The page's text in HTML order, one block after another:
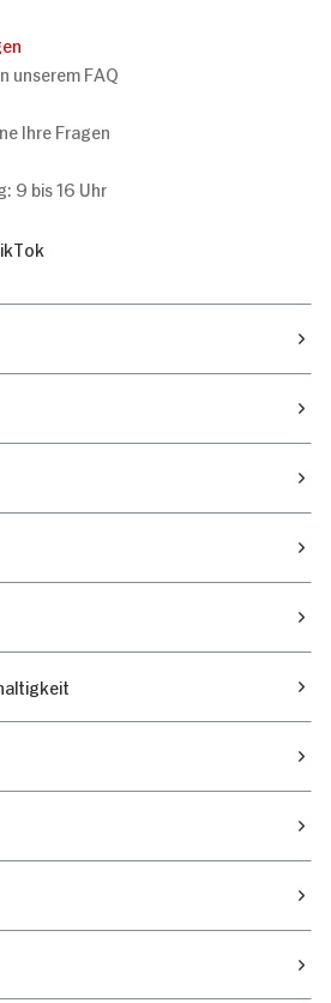
unserem FAQ
Ihre Fragen
9 bis 16 Uhr